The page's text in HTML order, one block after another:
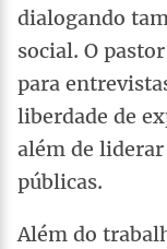
dialogando
social. O
para
liberdade de
além de
públicas.
Além do